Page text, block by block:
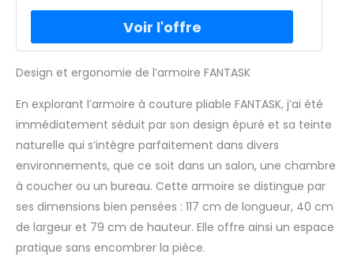
Design et ergonomie de l’armoire FANTASK
En explorant l’armoire à couture pliable FANTASK, j’ai été
immédiatement séduit par son design épuré et sa teinte
naturelle qui s’intègre parfaitement dans divers
environnements, que ce soit dans un salon, une chambre
à coucher ou un bureau. Cette armoire se distingue par
ses dimensions bien pensées : 117 cm de longueur, 40 cm
de largeur et 79 cm de hauteur. Elle offre ainsi un espace
pratique sans encombrer la pièce.